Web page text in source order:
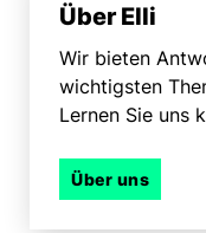
Über Elli
Wir bieten
wichtigsten
Lernen Sie uns
Über uns